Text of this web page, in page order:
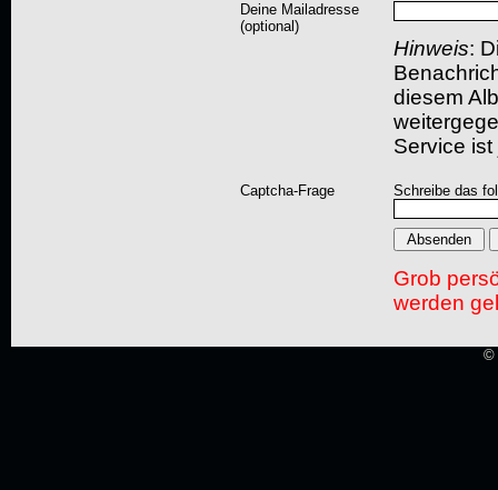
Deine Mailadresse
(optional)
Hinweis:
diesem
Service
Captcha-Frage Schreibe das
Grob
werden
©